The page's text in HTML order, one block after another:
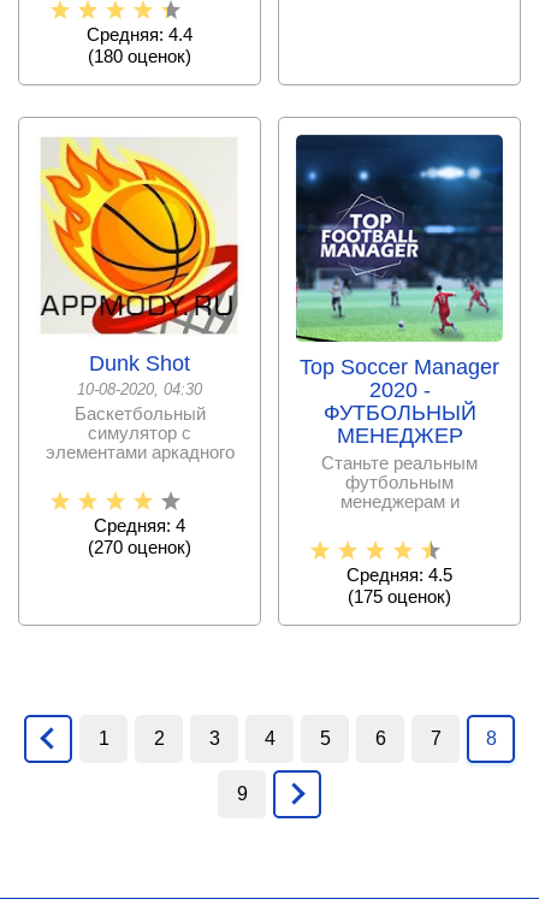
Средняя: 4.4
(180 оценок)
Dunk Shot
10-08-2020, 04:30
Баскетбольный
симулятор с
элементами аркадного
увлекательным
геймплеем.
Средняя: 4
(270 оценок)
Top Soccer Manager
2020 -
ФУТБОЛЬНЫЙ
МЕНЕДЖЕР
Станьте реальным
футбольным
менеджерам и
всему миру, выводя
Средняя: 4.5
(175 оценок)
1 2 3 4 5 6 7 8
9